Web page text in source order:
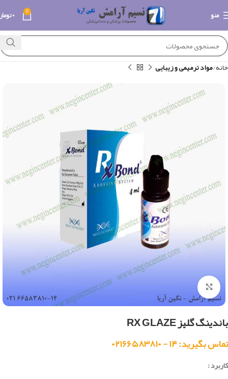
منو 0 ۰
خانه مواد ترمیمی و زیبایی
بزرگنمایی تصویر
باندینگ گلیز RX GLAZE
تماس بگیرید: ۱۴ - ۰۲۱۶۶۵۸۳۸۱۰
کاربرد :